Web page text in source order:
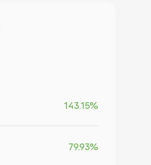
143.15%
79.93%